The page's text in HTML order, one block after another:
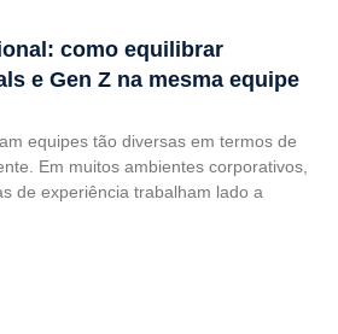
como equilibrar
e Gen Z na mesma equipe
equipes tão diversas em termos de
Em muitos ambientes corporativos,
de experiência trabalham lado a